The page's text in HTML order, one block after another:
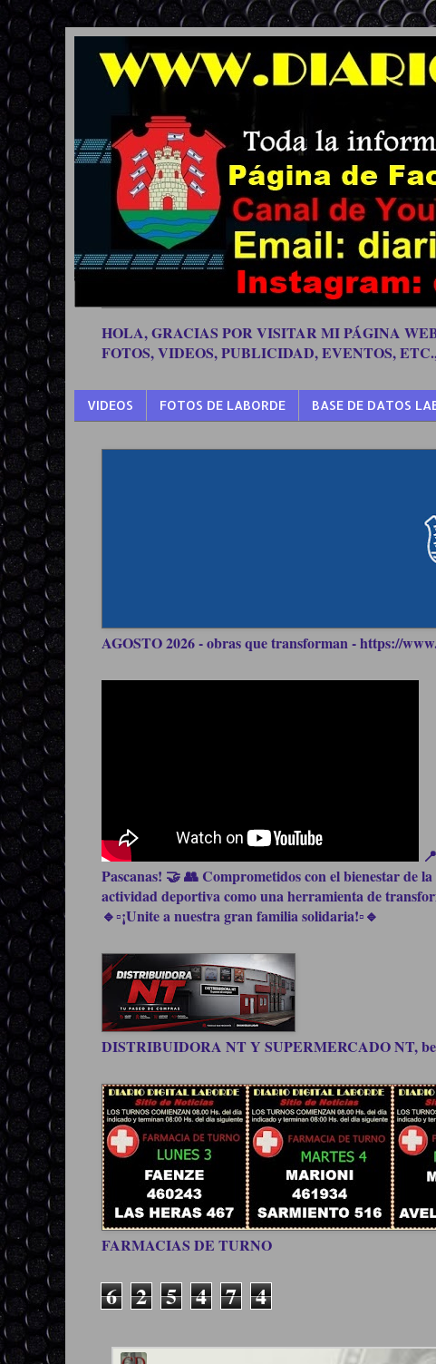
HOLA, GRACIAS POR VISITAR MI PÁGINA
FOTOS, VIDEOS, PUBLICIDAD, EVENTOS,
VIDEOS FOTOS DE LABORDE BASE DE DATOS
AGOSTO 2026 - obras que transforman - https://
Pascanas! 🤝 👥 Comprometidos con el bienestar de
actividad deportiva como una herramienta de
🔹▫️¡Unite a nuestra gran familia solidaria!▫️🔹
DISTRIBUIDORA NT Y SUPERMERCADO NT,
FARMACIAS DE TURNO
6 2 5 4 7 4